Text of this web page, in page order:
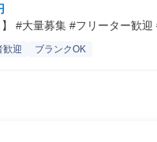
#大量募集 #フリーター歓迎
歓迎 ブランクOK